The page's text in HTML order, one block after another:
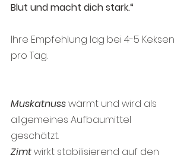
Blut und macht dich stark.“
Ihre Empfehlung lag bei 4-5 Keksen
pro Tag.
Muskatnuss wärmt und wird als
allgemeines Aufbaumittel
geschätzt.
Zimt wirkt stabilisierend auf den